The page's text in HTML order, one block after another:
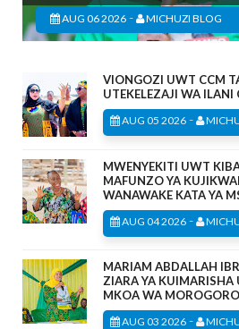
AUG 06 2026 - MICHUZI BLOG
VIONGOZI UWT CCM
UTEKELEZAJI WA ILANI
AUG 05 2026 -
MWENYEKITI UWT
MAFUNZO YA
WANAWAKE KATA YA
AUG 04 2026 -
MARIAM ABDALLAH
ZIARA YA KUIMARISHA
MKOA WA MOROGORO
AUG 03 2026 -